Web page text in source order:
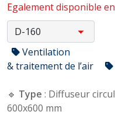
Egalement disponible
Ventilation
& traitement de l’air
🔹 Type : Diffuseur
600x600 mm